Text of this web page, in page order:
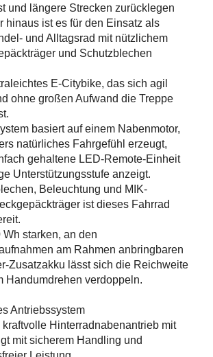
und längere Strecken zurücklegen
hinaus ist es für den Einsatz als
und Alltagsrad mit nützlichem
und Schutzblechen
E-Citybike, das sich agil
ohne großen Aufwand die Treppe
basiert auf einem Nabenmotor,
natürliches Fahrgefühl erzeugt,
gehaltene LED-Remote-Einheit
Unterstützungsstufe anzeigt.
Beleuchtung und MIK-
ist dieses Fahrrad
starken, an den
am Rahmen anbringbaren
Zusatzakku lässt sich die Reichweite
Handumdrehen verdoppeln.
Antriebssystem
kraftvolle Hinterradnabenantrieb mit
mit sicherem Handling und